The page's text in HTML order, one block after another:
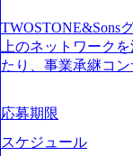
ビューページ
り──コンサル業界
usinessinsider.jp/
港区の行政手続き
ューションを裁量
バランスを図りな
2日制 2025年度の
年間24日（4月1日
で定める勤続年数
子の看護、介護な
TWOSTONE&Sons
上のネットワーク
たり、事業承継コ
用し、M&A以外の
ームの構築や事業承
ディングカンパニ
応募期限
スケジュール